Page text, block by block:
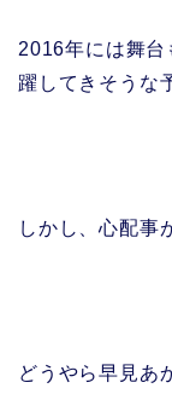
2016年には舞台
躍してきそうな
しかし、心配事
どうやら早見あ